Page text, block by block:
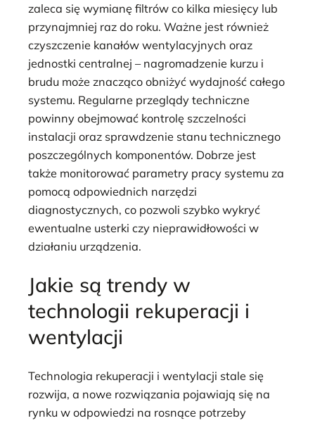
zaleca się wymianę filtrów co kilka miesięcy lub
przynajmniej raz do roku. Ważne jest również
czyszczenie kanałów wentylacyjnych oraz
jednostki centralnej – nagromadzenie kurzu i
brudu może znacząco obniżyć wydajność całego
systemu. Regularne przeglądy techniczne
powinny obejmować kontrolę szczelności
instalacji oraz sprawdzenie stanu technicznego
poszczególnych komponentów. Dobrze jest
także monitorować parametry pracy systemu za
pomocą odpowiednich narzędzi
diagnostycznych, co pozwoli szybko wykryć
ewentualne usterki czy nieprawidłowości w
działaniu urządzenia.
Jakie są trendy w
technologii rekuperacji i
wentylacji
Technologia rekuperacji i wentylacji stale się
rozwija, a nowe rozwiązania pojawiają się na
rynku w odpowiedzi na rosnące potrzeby